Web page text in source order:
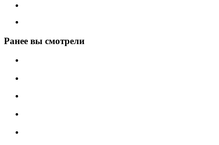
Ранее вы смотрели